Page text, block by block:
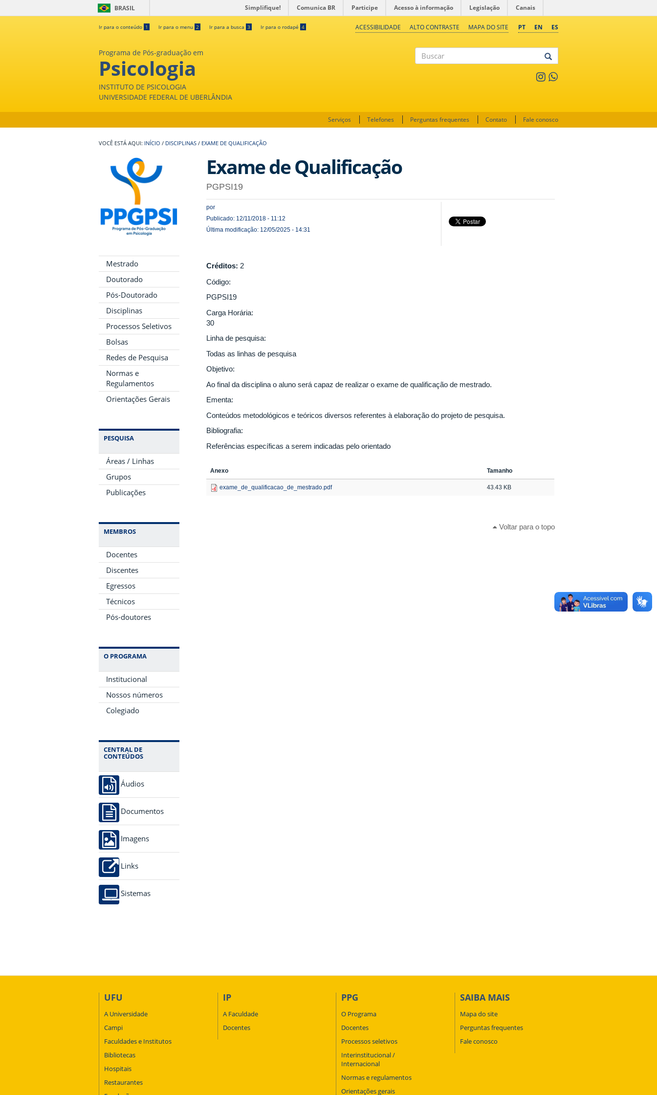
BRASIL Simplifique! Comunica BR Participe Acesso à informação Legislação Canais
Ir para o conteúdo 1 Ir para o menu 2 Ir para a busca 3 Ir para o rodapé 4 PT EN ES
ACESSIBILIDADE ALTO CONTRASTE MAPA DO SITE
Programa de Pós-graduação em
Psicologia
INSTITUTO DE PSICOLOGIA
UNIVERSIDADE FEDERAL DE UBERLÂNDIA
Serviços Telefones Perguntas frequentes Contato Fale conosco
INÍCIO / DISCIPLINAS / EXAME DE QUALIFICAÇÃO
Mestrado
Doutorado
Pós-Doutorado
Disciplinas
Processos Seletivos
Bolsas
Redes de Pesquisa
Normas e
Regulamentos
Orientações Gerais
PESQUISA
Áreas / Linhas
Grupos
Publicações
MEMBROS
Docentes
Discentes
Egressos
Técnicos
Pós-doutores
O PROGRAMA
Institucional
Nossos números
Colegiado
CENTRAL DE
CONTEÚDOS
Áudios
Documentos
Imagens
Links
Sistemas
Exame de Qualificação
PGPSI19
por
Publicado: 12/11/2018 - 11:12
Última modificação: 12/05/2025 - 14:31
Créditos: 2
Código:
PGPSI19
Carga Horária:
30
Linha de pesquisa:
Todas as linhas de pesquisa
Objetivo:
Ao final da disciplina o aluno será capaz de realizar o exame de qualificação de mestrado.
Ementa:
Conteúdos metodológicos e teóricos diversos referentes à elaboração do projeto de pesquisa.
Bibliografia:
Referências específicas a serem indicadas pelo orientado
Anexo Tamanho
exame_de_qualificacao_de_mestrado.pdf 43.43 KB
Voltar para o topo
UFU
A Universidade
Campi
Faculdades e Institutos
Bibliotecas
Hospitais
Restaurantes
IP
A Faculdade
Docentes
PPG
O Programa
Docentes
Processos seletivos
Interinstitucional /
Internacional
Normas e regulamentos
Orientações gerais
SAIBA MAIS
Mapa do site
Perguntas frequentes
Fale conosco